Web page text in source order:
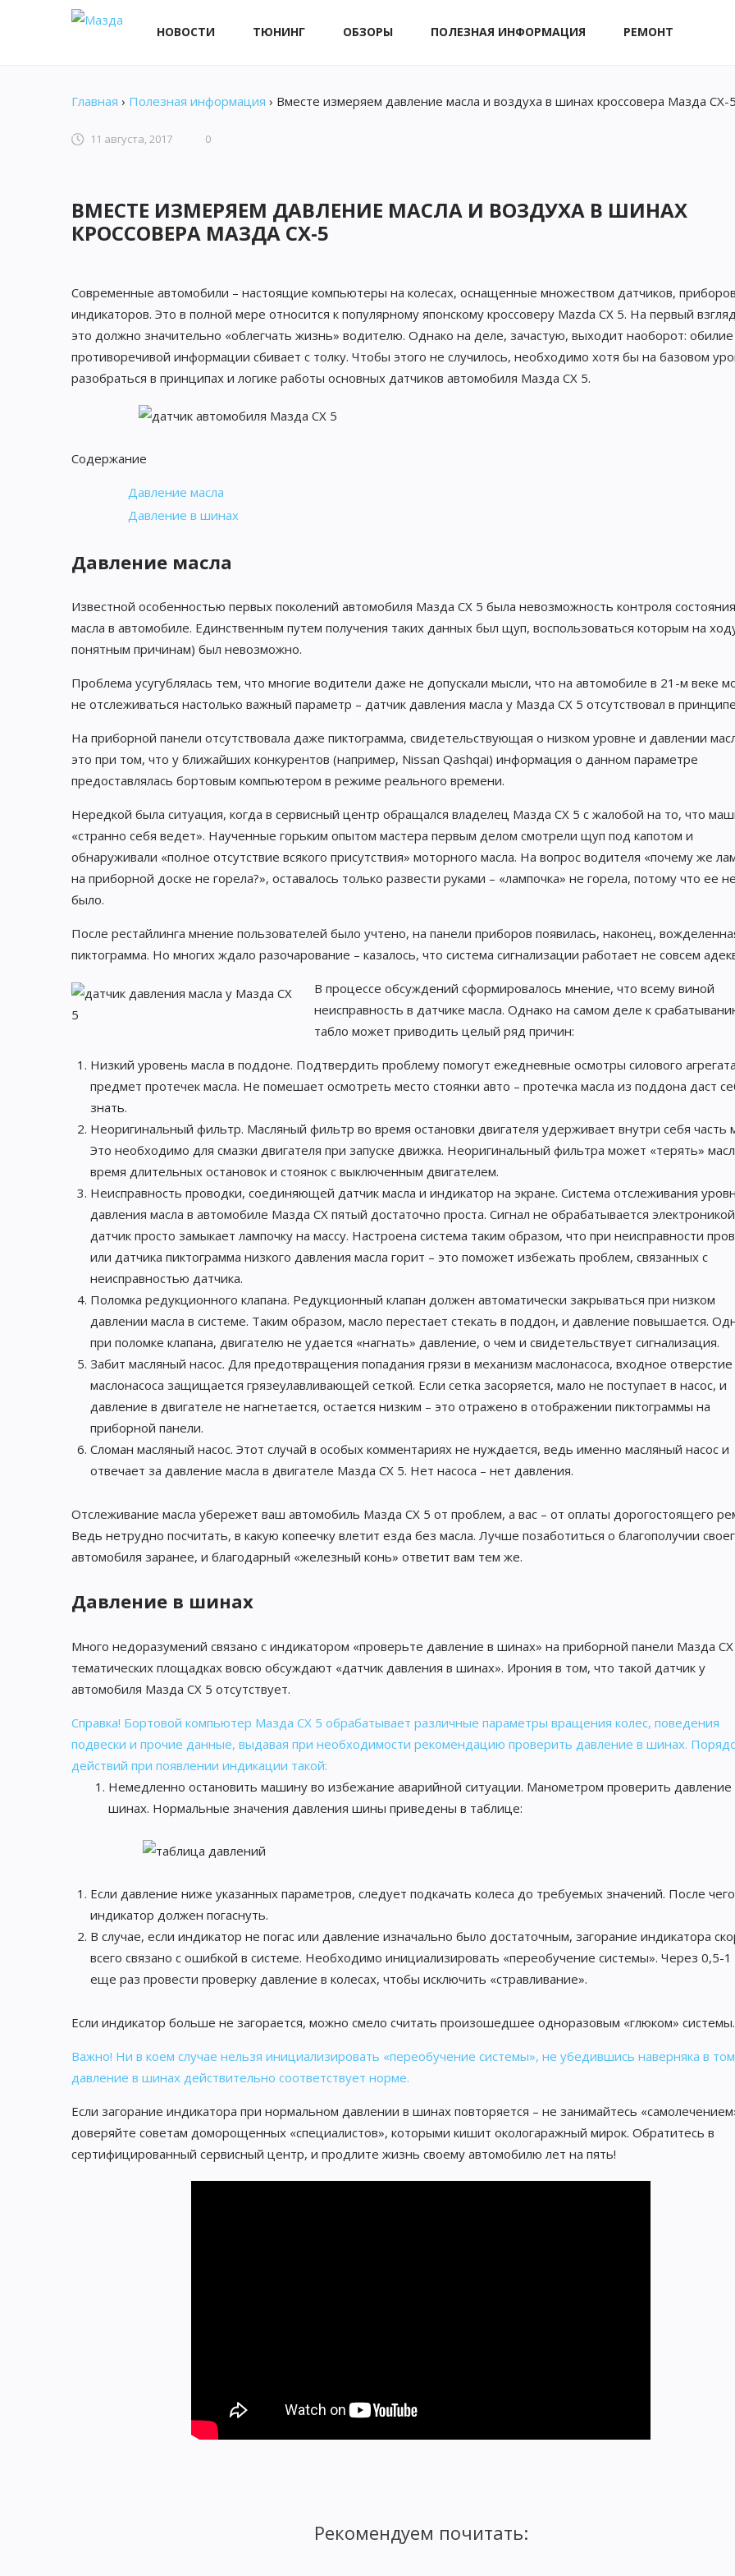
НОВОСТИ ТЮНИНГ ОБЗОРЫ ПОЛЕЗНАЯ ИНФОРМАЦИЯ РЕМОНТ
Главная › Полезная информация › Вместе измеряем давление масла и воздуха в шинах кроссовера Мазда CX-5
11 августа, 2017 0
ВМЕСТЕ ИЗМЕРЯЕМ ДАВЛЕНИЕ МАСЛА И ВОЗДУХА В ШИНАХ
КРОССОВЕРА МАЗДА CX-5
Современные автомобили – настоящие компьютеры на колесах, оснащенные множеством датчиков,
индикаторов. Это в полной мере относится к популярному японскому кроссоверу Mazda CX 5. На первый
это должно значительно «облегчать жизнь» водителю. Однако на деле, зачастую, выходит наоборот: обилие
противоречивой информации сбивает с толку. Чтобы этого не случилось, необходимо хотя бы на базовом
разобраться в принципах и логике работы основных датчиков автомобиля Мазда CX 5.
Содержание
Давление масла
Давление в шинах
Давление масла
Известной особенностью первых поколений автомобиля Мазда CX 5 была невозможность контроля состояния
масла в автомобиле. Единственным путем получения таких данных был щуп, воспользоваться которым на
понятным причинам) был невозможно.
Проблема усугублялась тем, что многие водители даже не допускали мысли, что на автомобиле в 21-м веке
не отслеживаться настолько важный параметр – датчик давления масла у Мазда СХ 5 отсутствовал в
На приборной панели отсутствовала даже пиктограмма, свидетельствующая о низком уровне и давлении
это при том, что у ближайших конкурентов (например, Nissan Qashqai) информация о данном параметре
предоставлялась бортовым компьютером в режиме реального времени.
Нередкой была ситуация, когда в сервисный центр обращался владелец Мазда CX 5 с жалобой на то, что
«странно себя ведет». Наученные горьким опытом мастера первым делом смотрели щуп под капотом и
обнаруживали «полное отсутствие всякого присутствия» моторного масла. На вопрос водителя «почему же
на приборной доске не горела?», оставалось только развести руками – «лампочка» не горела, потому что ее не
было.
После рестайлинга мнение пользователей было учтено, на панели приборов появилась, наконец,
пиктограмма. Но многих ждало разочарование – казалось, что система сигнализации работает не совсем
В процессе обсуждений сформировалось мнение, что всему виной
неисправность в датчике масла. Однако на самом деле к
табло может приводить целый ряд причин:
Низкий уровень масла в поддоне. Подтвердить проблему помогут ежедневные осмотры силового
предмет протечек масла. Не помешает осмотреть место стоянки авто – протечка масла из поддона даст
знать.
Неоригинальный фильтр. Масляный фильтр во время остановки двигателя удерживает внутри себя часть
Это необходимо для смазки двигателя при запуске движка. Неоригинальный фильтра может «терять»
время длительных остановок и стоянок с выключенным двигателем.
Неисправность проводки, соединяющей датчик масла и индикатор на экране. Система отслеживания
давления масла в автомобиле Мазда CX пятый достаточно проста. Сигнал не обрабатывается
датчик просто замыкает лампочку на массу. Настроена система таким образом, что при неисправности
или датчика пиктограмма низкого давления масла горит – это поможет избежать проблем, связанных с
неисправностью датчика.
Поломка редукционного клапана. Редукционный клапан должен автоматически закрываться при низком
давлении масла в системе. Таким образом, масло перестает стекать в поддон, и давление повышается.
при поломке клапана, двигателю не удается «нагнать» давление, о чем и свидетельствует сигнализация.
Забит масляный насос. Для предотвращения попадания грязи в механизм маслонасоса, входное отверстие
маслонасоса защищается грязеулавливающей сеткой. Если сетка засоряется, мало не поступает в насос, и
давление в двигателе не нагнетается, остается низким – это отражено в отображении пиктограммы на
приборной панели.
Сломан масляный насос. Этот случай в особых комментариях не нуждается, ведь именно масляный насос и
отвечает за давление масла в двигателе Мазда CX 5. Нет насоса – нет давления.
Отслеживание масла убережет ваш автомобиль Мазда CX 5 от проблем, а вас – от оплаты дорогостоящего
Ведь нетрудно посчитать, в какую копеечку влетит езда без масла. Лучше позаботиться о благополучии
автомобиля заранее, и благодарный «железный конь» ответит вам тем же.
Давление в шинах
Много недоразумений связано с индикатором «проверьте давление в шинах» на приборной панели Мазда
тематических площадках вовсю обсуждают «датчик давления в шинах». Ирония в том, что такой датчик у
автомобиля Мазда CX 5 отсутствует.
Справка! Бортовой компьютер Мазда CX 5 обрабатывает различные параметры вращения колес, поведения
подвески и прочие данные, выдавая при необходимости рекомендацию проверить давление в шинах.
действий при появлении индикации такой:
Немедленно остановить машину во избежание аварийной ситуации. Манометром проверить давление
шинах. Нормальные значения давления шины приведены в таблице:
Если давление ниже указанных параметров, следует подкачать колеса до требуемых значений. После чего
индикатор должен погаснуть.
В случае, если индикатор не погас или давление изначально было достаточным, загорание индикатора
всего связано с ошибкой в системе. Необходимо инициализировать «переобучение системы». Через 0,5-1
еще раз провести проверку давление в колесах, чтобы исключить «стравливание».
Если индикатор больше не загорается, можно смело считать произошедшее одноразовым «глюком» системы.
Важно! Ни в коем случае нельзя инициализировать «переобучение системы», не убедившись наверняка в
давление в шинах действительно соответствует норме.
Если загорание индикатора при нормальном давлении в шинах повторяется – не занимайтесь
доверяйте советам доморощенных «специалистов», которыми кишит окологаражный мирок. Обратитесь в
сертифицированный сервисный центр, и продлите жизнь своему автомобилю лет на пять!
Рекомендуем почитать: